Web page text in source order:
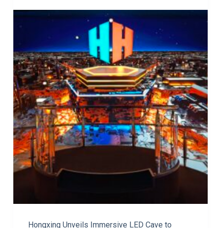
Hongxing Unveils Immersive LED Cave to